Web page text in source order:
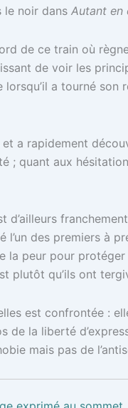
le noir dans Autant en
de ce train où
de voir les
a tourné
a rapidement
quant aux
des premiers à
peur pour protéger
plutôt qu’ils ont
est confrontée :
la liberté
mais pas de